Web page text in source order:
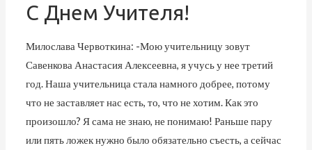
С Днем Учителя!
Милослава Червоткина: -Мою учительницу зовут
Савенкова Анастасия Алексеевна, я учусь у нее третий
год. Наша учительница стала намного добрее, потому
что не заставляет нас есть, то, что не хотим. Как это
произошло? Я сама не знаю, не понимаю! Раньше пару
или пять ложек нужно было обязательно съесть, а сейчас